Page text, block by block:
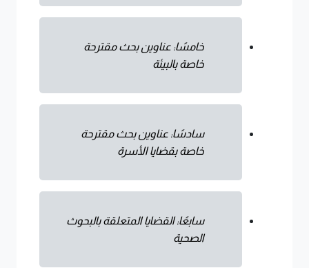
خامسًا: عناوين بحث مقترحة
خاصة بالبيئة
سادسًا: عناوين بحث مقترحة
خاصة بقضايا الأسرة
سابعًا: القضايا المتعلقة بالبحوث
الصحية